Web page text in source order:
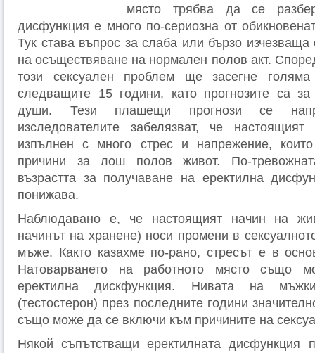
място трябва да се
дисфункция е много по-сериозна от
Тук става въпрос за слаба или бързо изчезваща
на осъществяване на нормален полов акт.
този сексуален проблем ще засегне
следващите 15 години, като прогнозите са
души. Тези плашещи прогнози се
изследователите забелязват, че
изпълнен с много стрес и напрежение,
причини за лош полов живот. По-
възрастта за получаване на еректилна
понижава.
Наблюдавано е, че настоящият начин на
начинът на хранене) носи промени в
мъже. Както казахме по-рано, стресът е в
Натоварването на работното място също
еректилна дискфункция. Нивата на
(тестостерон) през последните години
също може да се включи към причините на
Някой съпътстващи еректилната дисфункция